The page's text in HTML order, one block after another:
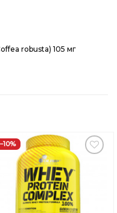
robusta) 105 мг
−10%
Добавить
Вишлист